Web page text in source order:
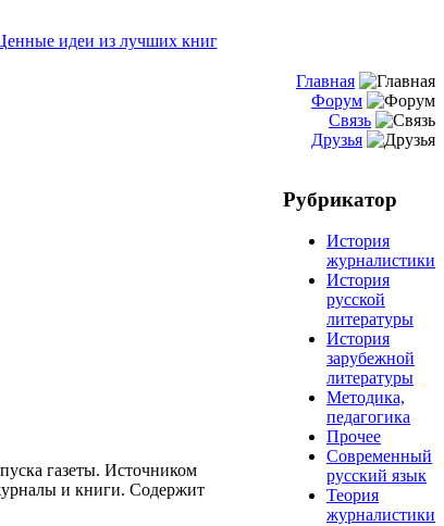
Главная
Форум
Связь
Друзья
газеты. Источником
и книги. Содержит
Рубрикатор
История
журналистики
История
русской
литературы
История
зарубежной
литературы
Методика,
педагогика
Прочее
Современный
русский язык
Теория
журналистики